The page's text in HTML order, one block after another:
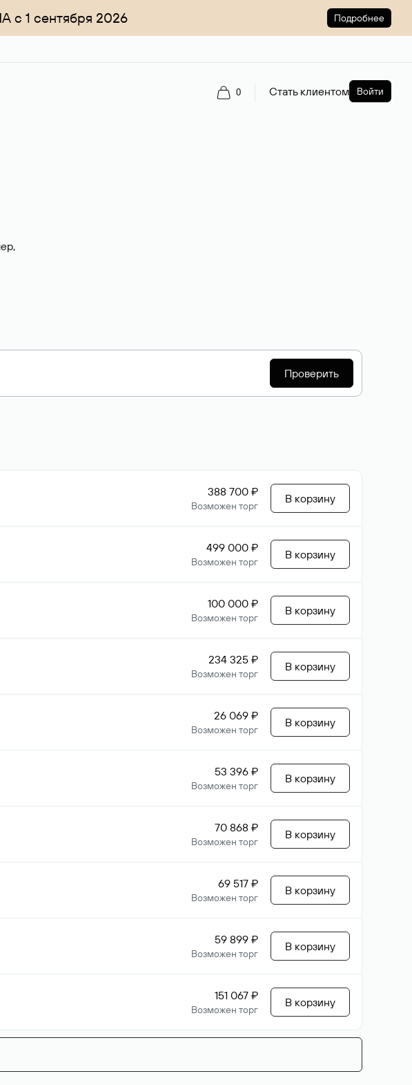
с 1 сентября 2026 Подробнее
0 Стать клиентом Войти
Проверить
388 700 ₽
Возможен торг
В корзину
499 000 ₽
Возможен торг
В корзину
100 000 ₽
Возможен торг
В корзину
234 325 ₽
Возможен торг
В корзину
26 069 ₽
Возможен торг
В корзину
53 396 ₽
Возможен торг
В корзину
70 868 ₽
Возможен торг
В корзину
69 517 ₽
Возможен торг
В корзину
59 899 ₽
Возможен торг
В корзину
151 067 ₽
Возможен торг
В корзину